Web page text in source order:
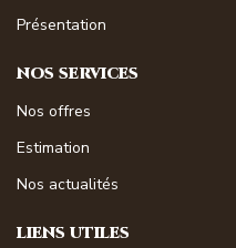
Présentation
NOS SERVICES
Nos offres
Estimation
Nos actualités
LIENS UTILES